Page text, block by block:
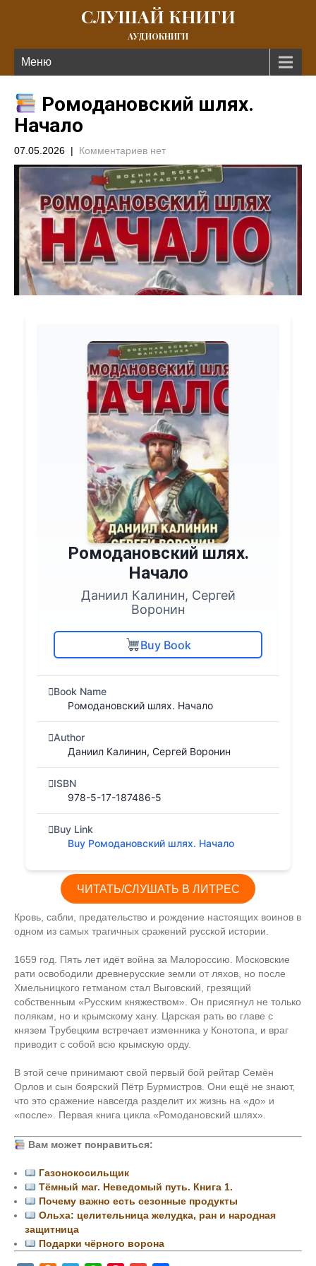
СЛУШАЙ КНИГИ
АУДИОКНИГИ
Меню
Ромодановский шлях.
Начало
07.05.2026 | Комментариев нет
Ромодановский шлях.
Начало
Даниил Калинин, Сергей
Воронин
Buy Book
Book Name
Ромодановский шлях. Начало
Author
Даниил Калинин, Сергей Воронин
ISBN
978-5-17-187486-5
Buy Link
Buy Ромодановский шлях. Начало
ЧИТАТЬ/СЛУШАТЬ В ЛИТРЕС
Кровь, сабли, предательство и рождение настоящих воинов в
одном из самых трагичных сражений русской истории.
1659 год. Пять лет идёт война за Малороссию. Московские
рати освободили древнерусские земли от ляхов, но после
Хмельницкого гетманом стал Выговский, грезящий
собственным «Русским княжеством». Он присягнул не только
полякам, но и крымскому хану. Царская рать во главе с
князем Трубецким встречает изменника у Конотопа, и враг
приводит с собой всю крымскую орду.
В этой сече принимают свой первый бой рейтар Семён
Орлов и сын боярский Пётр Бурмистров. Они ещё не знают,
что это сражение навсегда разделит их жизнь на «до» и
«после». Первая книга цикла «Ромодановский шлях».
Вам может понравиться:
Газонокосильщик
Тёмный маг. Неведомый путь. Книга 1.
Почему важно есть сезонные продукты
Ольха: целительница желудка, ран и народная
защитница
Подарки чёрного ворона